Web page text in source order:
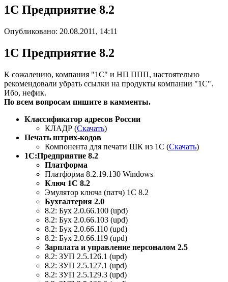
1C Предприятие 8.2
Опубликовано: 20.08.2011, 14:11
1C Предприятие 8.2
К сожалению, компания "1С" и НП ППП, настоятельно
рекомендовали убрать ссылки на продукты компании "1С".
Ибо, нефик.
По всем вопросам пишите в камменты.
Классификатор адресов России
КЛАДР (Скачать)
Печать штрих-кодов
Компонента для печати ШК из 1С (Скачать)
1С:Предприятие 8.2
Платформа
Платформа 8.2.19.130 Windows
Ключ 1С 8.2
Эмулятор ключа (патч) 1С 8.2
Бухгалтерия 2.0
8.2: Бух 2.0.66.100 (upd)
8.2: Бух 2.0.66.103 (upd)
8.2: Бух 2.0.66.110 (upd)
8.2: Бух 2.0.66.119 (upd)
Зарплата и управление персоналом 2.5
8.2: ЗУП 2.5.126.1 (upd)
8.2: ЗУП 2.5.127.1 (upd)
8.2: ЗУП 2.5.129.3 (upd)